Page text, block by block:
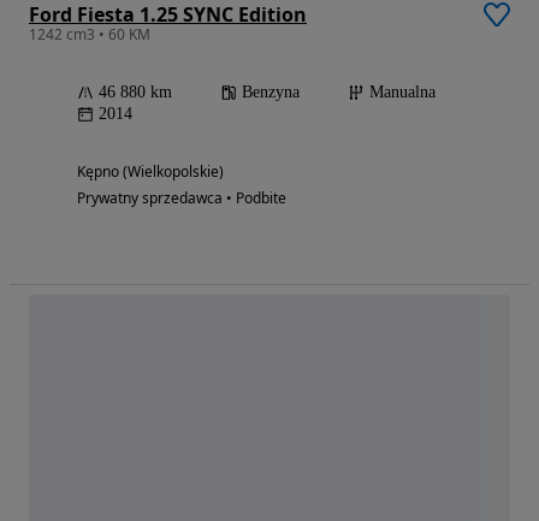
Ford Fiesta 1.25 SYNC Edition
1242 cm3 • 60 KM
46 880 km Benzyna
Manualna
2014
Kępno (Wielkopolskie)
Prywatny sprzedawca • Podbite